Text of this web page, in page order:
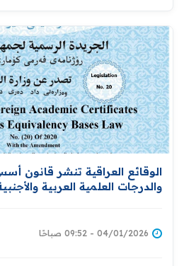
الوقائع العراقية تنشر قانون
والدرجات العلمية العربية
04/01/2026 - 09:52 صباحًا